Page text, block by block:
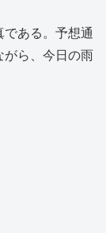
ある。予想通
がら、今日の雨